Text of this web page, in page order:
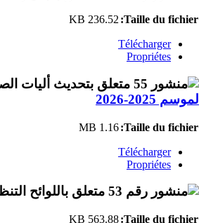
Taille du fichier:
236.52 KB
Télécharger
Propriétes
لموسم 2025-2026
Taille du fichier:
1.16 MB
Télécharger
Propriétes
Taille du fichier:
563.88 KB